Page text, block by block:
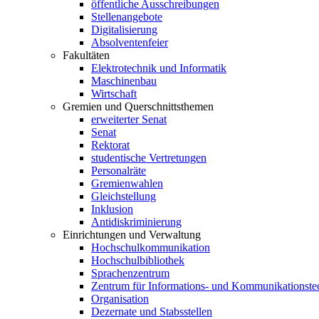
öffentliche Ausschreibungen
Stellenangebote
Digitalisierung
Absolventenfeier
Fakultäten
Elektrotechnik und Informatik
Maschinenbau
Wirtschaft
Gremien und Querschnittsthemen
erweiterter Senat
Senat
Rektorat
studentische Vertretungen
Personalräte
Gremienwahlen
Gleichstellung
Inklusion
Antidiskriminierung
Einrichtungen und Verwaltung
Hochschulkommunikation
Hochschulbibliothek
Sprachenzentrum
Zentrum für Informations- und
Organisation
Dezernate und Stabsstellen